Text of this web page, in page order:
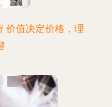
价值决定价格，理